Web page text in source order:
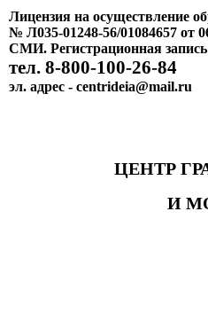
Лицензия на осуществление
№ Л035-01248-56/01084657 от
СМИ. Регистрационная
тел. 8-800-100-26-84
эл. адрес - centrideia@mail.ru
ЦЕНТР
И